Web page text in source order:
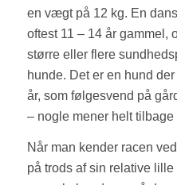
en vægt på 12 kg. En
oftest 11 – 14 år gammel,
større eller flere
hunde. Det er en hund
år, som følgesvend på
– nogle mener helt
Når man kender racen
på trods af sin relative